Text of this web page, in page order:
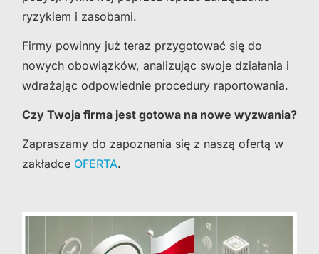
ryzykiem i zasobami.
Firmy powinny już teraz przygotować się do
nowych obowiązków, analizując swoje działania i
wdrażając odpowiednie procedury raportowania.
Czy Twoja firma jest gotowa na nowe wyzwania?
Zapraszamy do zapoznania się z naszą ofertą w
zakładce OFERTA.